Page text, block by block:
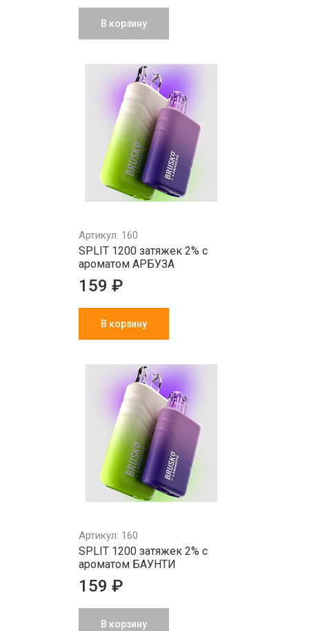
В корзину
Артикул: 160
SPLIT 1200 затяжек 2% с
ароматом АРБУЗА
159 ₽
В корзину
Артикул: 160
SPLIT 1200 затяжек 2% с
ароматом БАУНТИ
159 ₽
В корзину